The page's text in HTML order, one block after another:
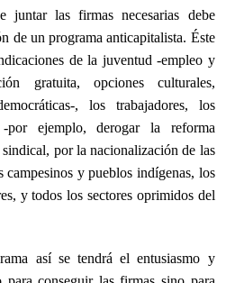
juntar las firmas necesarias debe
de un programa anticapitalista. Éste
de la juventud -empleo y
gratuita, opciones culturales,
, los trabajadores, los
-por ejemplo, derogar la reforma
por la nacionalización de las
campesinos y pueblos indígenas, los
y todos los sectores oprimidosdel
así se tendrá el entusiasmo y